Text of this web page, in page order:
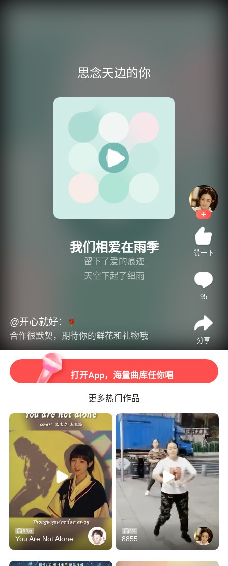
思念天边的你
我们相爱在雨季
留下了爱的痕迹
天空下起了细雨
念你的心还在原点守着你
虽然不能在一起
心痛伤疤擦不去
梦里喊你的名字
想你的人还在夜里盼着你
当流星 划过苍茫的天际
两颗心 拉开遥远的距离
这份爱 成为美好的回忆
痛苦的我在思念天边的你
虽然不能在一起
只好把你藏心底
心痛伤疤擦不去
梦里喊你的名字
我不愿失去今生的记忆
想你的人还在夜里盼着你
当流星 划过苍茫的天际
@开心就好：
合作很默契，期待你的鲜花和礼物哦
赞一下
95
分享
打开App，观看高清视频
打开App，听更多精彩音乐
打开App，海量曲库任你唱
更多热门作品
5.3万
You Are Not Alone
234
8855